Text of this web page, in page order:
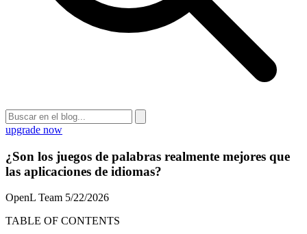
upgrade now
¿Son los juegos de palabras realmente mejores que
las aplicaciones de idiomas?
OpenL Team 5/22/2026
TABLE OF CONTENTS